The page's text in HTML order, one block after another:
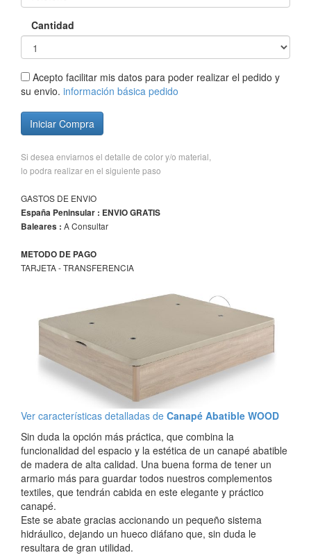
Cantidad
Acepto facilitar mis datos para poder realizar el pedido y
su envio. información básica pedido
Iniciar Compra
Si desea enviarnos el detalle de color y/o material,
lo podra realizar en el siguiente paso
GASTOS DE ENVIO
España Peninsular : ENVIO GRATIS
Baleares : A Consultar
METODO DE PAGO
TARJETA - TRANSFERENCIA
Ver características detalladas de Canapé Abatible WOOD
Sin duda la opción más práctica, que combina la
funcionalidad del espacio y la estética de un canapé abatible
de madera de alta calidad. Una buena forma de tener un
armario más para guardar todos nuestros complementos
textiles, que tendrán cabida en este elegante y práctico
canapé.
Este se abate gracias accionando un pequeño sistema
hidráulico, dejando un hueco diáfano que, sin duda le
resultara de gran utilidad.